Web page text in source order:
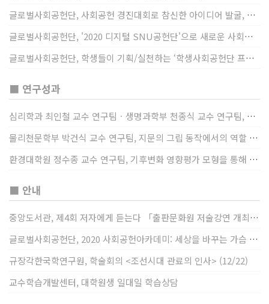
글로벌사회공헌단, 사회공헌 경진대회로 참신한 아이디어 발굴, 지원
글로벌사회공헌단, '2020 디지털 SNU공헌단'으로 새로운 사회공헌에 도전
글로벌사회공헌단, 학생들이 기획/실천하는 ‘학생사회공헌단 프로젝트’ 진행
■ 연구성과
심리학과 최인철 교수 연구팀ㆍ생명과학부 천종식 교수 연구팀, 장내 마이크로바이옴과 정서적 웰빙간 관계 규명
물리천문학부 박건식 교수 연구팀, 지문의 그립 동작에서의 역할 및 원리 규명
환경대학원 정수종 교수 연구팀, 기후변화 영향평가 모형을 통해 기후변화에 따른 급격한 토양수분의 감소가 발생하는 지역과 시간을 규명
■ 안내
중앙도서관, 제4회 저자에게 듣는다 「출판문화원 저술강연 개최」(12/17)
글로벌사회공헌단, 2020 사회공헌아카데미: 세상을 바꾸는 가슴 따뜻한 나눔(12/23~24)
규장각한국학연구원, 학술회의 <조선시대 관료의 인사> (12/22)
교수학습개발센터, 대학원생 일대일 학습상담